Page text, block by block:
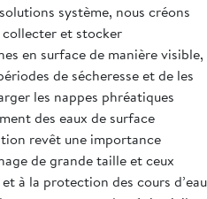
système, nous créons
et stocker
en surface de manière visible,
de sécheresse et de les
les nappes phréatiques
des eaux de surface
revêt une importance
de grande taille et ceux
à la protection des cours d’eau